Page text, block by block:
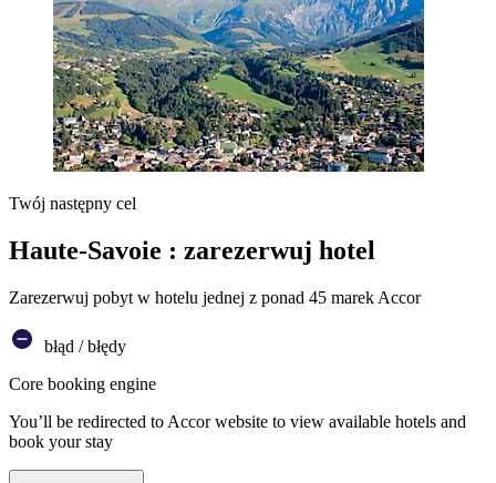
Twój następny cel
Haute-Savoie : zarezerwuj hotel
Zarezerwuj pobyt w hotelu jednej z ponad 45 marek Accor
błąd / błędy
Core booking engine
You’ll be redirected to Accor website to view available hotels and
book your stay